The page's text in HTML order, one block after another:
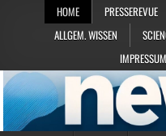
HOME PRESSEREVUE
ALLGEM. WISSEN